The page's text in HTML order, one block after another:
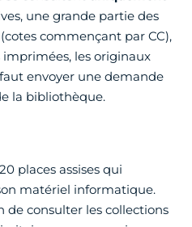
une grande partie des
commençant par CC),
les originaux
envoyer une demande
la bibliothèque.
places assises qui
matériel informatique.
de consulter les collections